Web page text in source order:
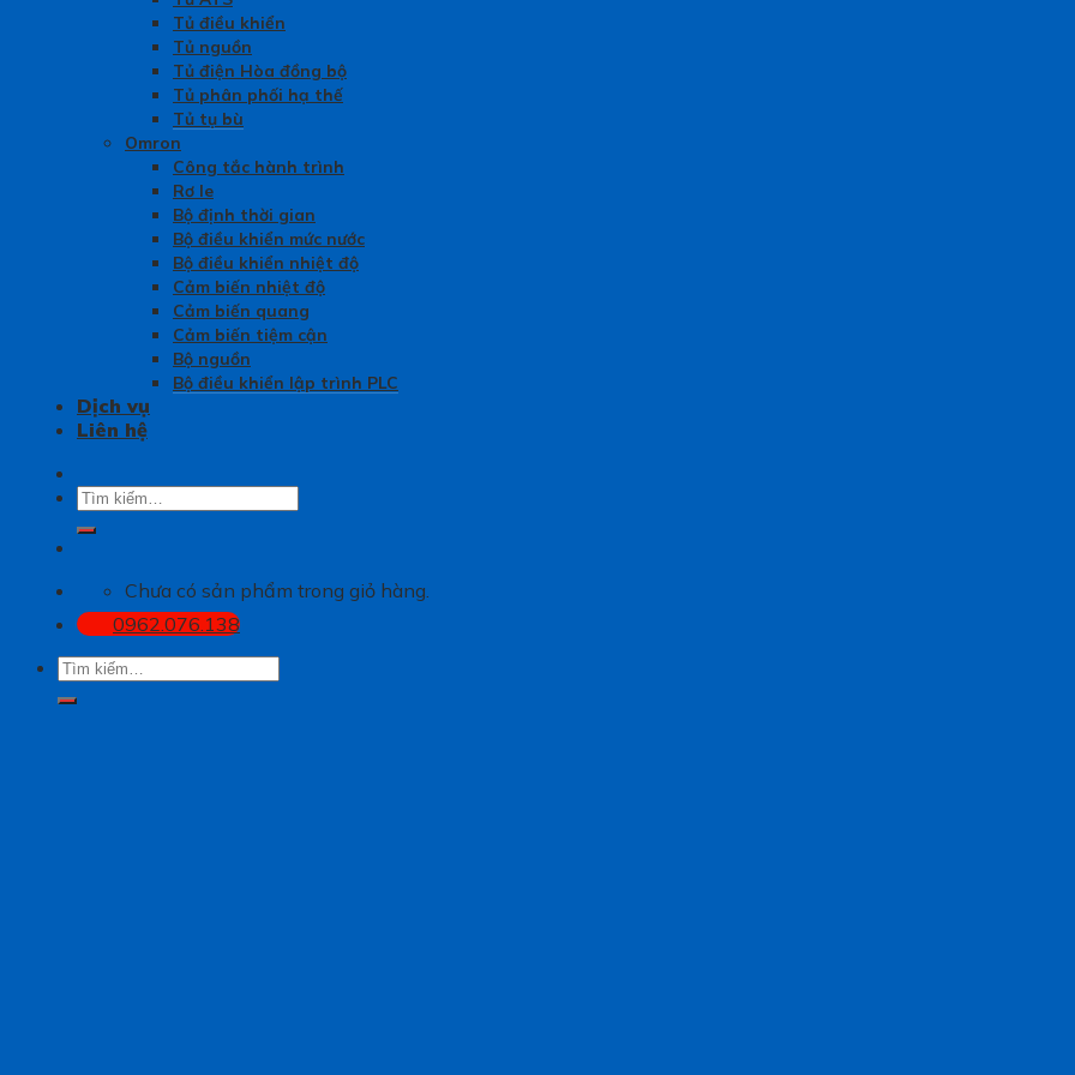
Tủ điều khiển
Tủ nguồn
Tủ điện Hòa đồng bộ
Tủ phân phối hạ thế
Tủ tụ bù
Omron
Công tắc hành trình
Rơ le
Bộ định thời gian
Bộ điều khiển mức nước
Bộ điều khiển nhiệt độ
Cảm biến nhiệt độ
Cảm biến quang
Cảm biến tiệm cận
Bộ nguồn
Bộ điều khiển lập trình PLC
Dịch vụ
Liên hệ
Tìm
Chưa có sản phẩm trong giỏ hàng.
0962.076.138
Tìm